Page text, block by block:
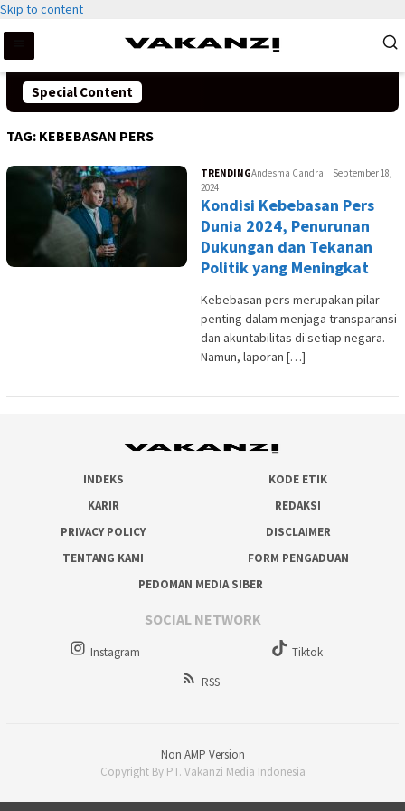
Skip to content
Special Content
TAG: KEBEBASAN PERS
TRENDINGAndesma Candra
September 18,
2024
Kondisi Kebebasan Pers
Dunia 2024, Penurunan
Dukungan dan Tekanan
Politik yang Meningkat
Kebebasan pers merupakan pilar
penting dalam menjaga transparansi
dan akuntabilitas di setiap negara.
Namun, laporan […]
INDEKS
KODE ETIK
KARIR
REDAKSI
PRIVACY POLICY
DISCLAIMER
TENTANG KAMI
FORM PENGADUAN
PEDOMAN MEDIA SIBER
SOCIAL NETWORK
Instagram
Tiktok
RSS
Non AMP Version
Copyright By PT. Vakanzi Media Indonesia